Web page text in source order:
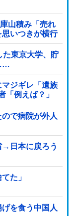
山積み「売れ
いつきが横行
た東京大学、貯
マジギレ「遺族
例えば？」
で病院が外人
→日本に戻ろう
た」
を食う中国人